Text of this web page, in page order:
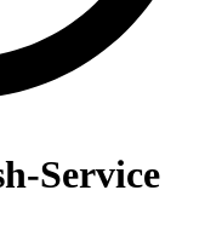
Service